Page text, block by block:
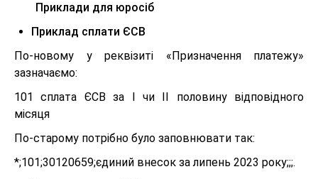
Приклади для юросіб
Приклад сплати ЄСВ
По-новому у реквізиті «Призначення платежу»
зазначаємо:
101 сплата ЄСВ за І чи ІІ половину відповідного
місяця
По-старому потрібно було заповнювати так:
*;101;30120659;єдиний внесок за липень 2023 року;;;.